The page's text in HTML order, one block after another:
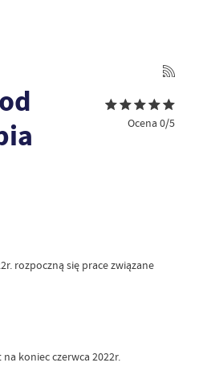
Ocena 0/5
rozpoczną się prace związane
koniec czerwca 2022r.